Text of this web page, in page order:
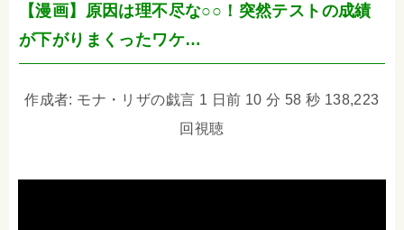
【漫画】原因は理不尽な○○！突然テストの成績
が下がりまくったワケ…
作成者: モナ・リザの戯言 1 日前 10 分 58 秒 138,223
回視聴